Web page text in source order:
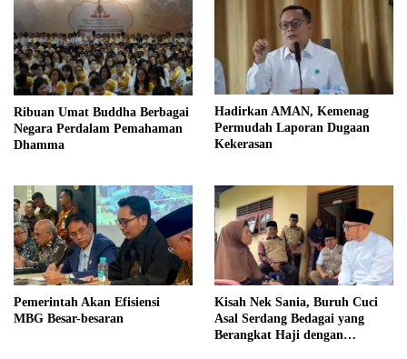
Ribuan Umat Buddha Berbagai
Negara Perdalam Pemahaman
Dhamma
Hadirkan AMAN, Kemenag
Permudah Laporan Dugaan
Kekerasan
Pemerintah Akan Efisiensi
MBG Besar-besaran
Kisah Nek Sania, Buruh Cuci
Asal Serdang Bedagai yang
Berangkat Haji dengan